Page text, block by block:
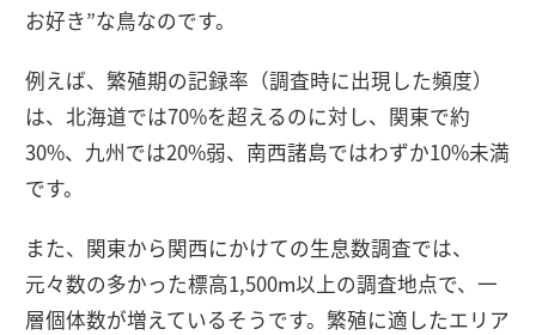
お好き”な鳥なのです。
例えば、繁殖期の記録率（調査時に出現した頻度）
は、北海道では70%を超えるのに対し、関東で約
30%、九州では20%弱、南西諸島ではわずか10%未満
です。
また、関東から関西にかけての生息数調査では、
元々数の多かった標高1,500m以上の調査地点で、一
層個体数が増えているそうです。繁殖に適したエリア